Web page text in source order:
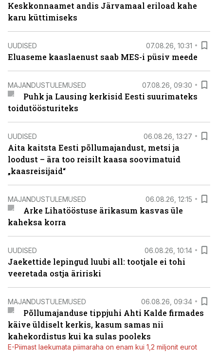
Keskkonnaamet andis Järvamaal eriload kahe
karu küttimiseks
UUDISED 07.08.26, 10:31
Eluaseme kaaslaenust saab MES-i püsiv meede
MAJANDUSTULEMUSED 07.08.26, 09:30
Puhk ja Lausing kerkisid Eesti suurimateks
toidutöösturiteks
UUDISED 06.08.26, 13:27
Aita kaitsta Eesti põllumajandust, metsi ja
loodust – ära too reisilt kaasa soovimatuid
„kaasreisijaid“
MAJANDUSTULEMUSED 06.08.26, 12:15
Arke Lihatööstuse ärikasum kasvas üle
kaheksa korra
UUDISED 06.08.26, 10:14
Jaekettide lepingud luubi all: tootjale ei tohi
veeretada ostja äririski
MAJANDUSTULEMUSED 06.08.26, 09:34
Põllumajanduse tippjuhi Ahti Kalde firmades
käive üldiselt kerkis, kasum samas nii
kahekordistus kui ka sulas pooleks
E-Piimast laekumata piimaraha on enam kui 1,2 miljonit eurot